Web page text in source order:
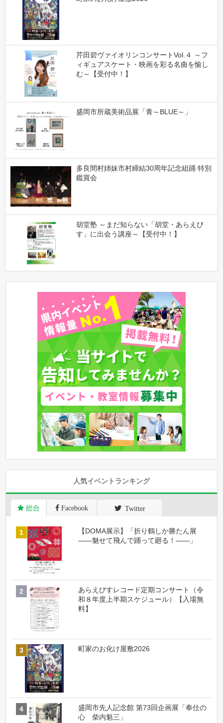
芹田碧ヴァイオリンコンサートVol.４ ～フ
ィギュアスケート・映画を彩る名曲を愉し
む～【受付中！】
盛岡市所蔵美術品展「青～BLUE～」
多良間村姉妹市村締結30周年記念組踊 特別
鑑賞会
胡堂塾 ～まだ知らない「胡堂・あらえび
す」に出会う講座～【受付中！】
人気イベントランキング
総合 Facebook Twitter
【DOMA展示】「折り鶴しか勝たん展
――魅せて飛んで踊って廻る！――」
あらえびすレコード定期コンサート（令
和８年度上半期スケジュール）【入場無
料】
町家のお化け屋敷2026
盛岡市先人記念館 第73回企画展「奉仕の
心 柴内魁三」